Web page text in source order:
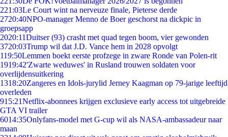
221:03Le Court wint na nerveuze finale, Pieterse derde
2720:40NPO-manager Menno de Boer geschorst na dickpic in
groepsapp
2020:11Duitser (93) crasht met quad tegen boom, vier gewonden
3720:03Trump wil dat J.D. Vance hem in 2028 opvolgt
119:50Lemmen boekt eerste profzege in zware Ronde van Polen-rit
1919:42'Zwarte weduwes' in Rusland trouwen soldaten voor
overlijdensuitkering
1318:20Zangeres en Idols-jurylid Jerney Kaagman op 79-jarige leeftijd
overleden
915:21Netflix-abonnees krijgen exclusieve early access tot uitgebreide
GTA VI trailer
6014:35Onlyfans-model met G-cup wil als NASA-ambassadeur naar
maan